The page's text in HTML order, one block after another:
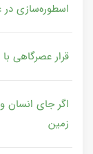
اسطوره‌سازی در
قرار عصرگاهی
اگر جای انسان
زمین